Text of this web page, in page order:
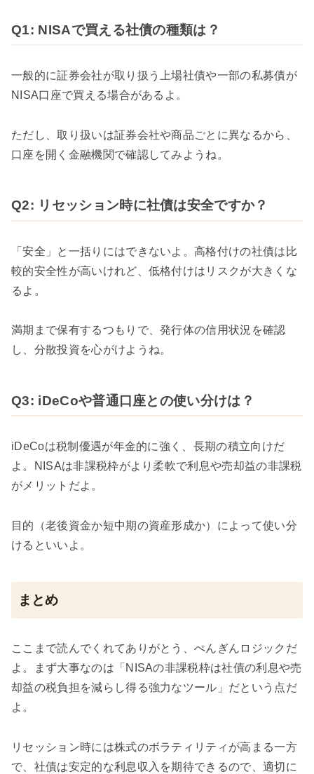
Q1: NISAで買える社債の種類は？
一般的に証券会社が取り扱う上場社債や一部の私募債が
NISA口座で買える場合があるよ。
ただし、取り扱いは証券会社や商品ごとに異なるから、
口座を開く金融機関で確認してみようね。
Q2: リセッション時に社債は安全ですか？
「安全」と一括りにはできないよ。高格付けの社債は比
較的安全性が高いけれど、低格付けはリスクが大きくな
るよ。
満期まで保有するつもりで、発行体の信用状況を確認
し、分散投資を心がけようね。
Q3: iDeCoや普通口座との使い分けは？
iDeCoは税制優遇が年金的に強く、長期の積立向けだ
よ。NISAは非課税枠がより柔軟で利息や売却益の非課税
がメリットだよ。
目的（老後資金か短中期の資産形成か）によって使い分
けるといいよ。
まとめ
ここまで読んでくれてありがとう、ぺんぎんロジックだ
よ。まず大事なのは「NISAの非課税枠は社債の利息や売
却益の税負担を減らし得る強力なツール」だという点だ
よ。
リセッション時には株式のボラティリティが高まる一方
で、社債は安定的な利息収入を期待できるので、適切に